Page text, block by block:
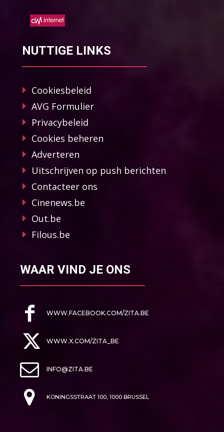
NUTTIGE LINKS
Cookiesbeleid
AVG Formulier
Privacybeleid
Cookies beheren
Adverteren
Uitschrijven op push berichten
Contacteer ons
Cinenews.be
Out.be
Filous.be
WAAR VIND JE ONS
WWW.FACEBOOK.COM/ZITA.BE
WWW.X.COM/ZITA_BE
INFO@ZITA.BE
KONINGSSTRAAT 100, 1000 BRUSSEL